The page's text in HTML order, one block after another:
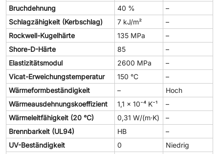
Bruchdehnung
40 %
–
Schlagzähigkeit (Kerbschlag)
7 kJ/m²
–
Rockwell-Kugelhärte
135 MPa
–
Shore-D-Härte
85
–
Elastizitätsmodul
2600 MPa
–
Vicat-Erweichungstemperatur
150 °C
–
Wärmeformbeständigkeit
–
Hoch
Wärmeausdehnungskoeffizient
1,1 × 10⁻⁴ K⁻¹
–
Wärmeleitfähigkeit (20 °C)
0,31 W/(m·K)
–
Brennbarkeit (UL94)
HB
–
UV-Beständigkeit
0
Niedrig